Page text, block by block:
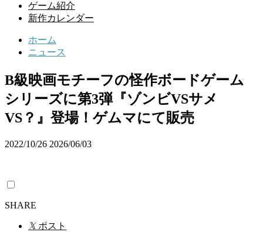
ゲーム紹介
新作カレンダー
ホーム
ニュース
B級映画モチーフの怪作ボードゲーム
シリーズに第3弾『ゾンビVSサメ
VS？』登場！ゲムマにて販売
2022/10/26 2026/06/03
SHARE
𝕏 ポスト